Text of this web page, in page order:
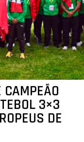
3×3
DE